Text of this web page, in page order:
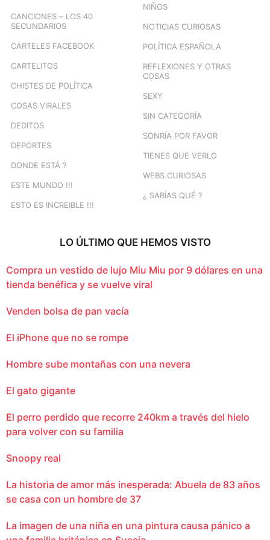
CANCIONES – LOS 40
SECUNDARIOS
CARTELES FACEBOOK
CARTELITOS
CHISTES DE POLÍTICA
COSAS VIRALES
DEDITOS
DEPORTES
DONDE ESTÁ ?
ESTE MUNDO !!!
ESTO ES INCREIBLE !!!
NIÑOS
NOTICIAS CURIOSAS
POLÍTICA ESPAÑOLA
REFLEXIONES Y OTRAS
COSAS
SEXY
SIN CATEGORÍA
SONRÍA POR FAVOR
TIENES QUE VERLO
WEBS CURIOSAS
¿ SABÍAS QUÉ ?
LO ÚLTIMO QUE HEMOS VISTO
Compra un vestido de lujo Miu Miu por 9 dólares en una
tienda benéfica y se vuelve viral
Venden bolsa de pan vacía
El iPhone que no se rompe
Hombre sube montañas con una nevera
El gato gigante
El perro perdido que recorre 240km a través del hielo
para volver con su familia
Snoopy real
La historia de amor más inesperada: Abuela de 83 años
se casa con un hombre de 37
La imagen de una niña en una pintura causa pánico a